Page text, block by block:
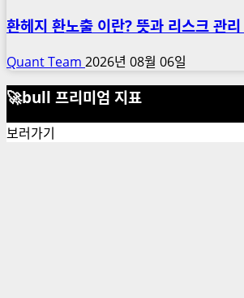
환헤지 환노출 이란? 뜻과 리스크 관
Quant Team 2026년 08월 06일
🚀bull 프리미엄 지표
보러가기